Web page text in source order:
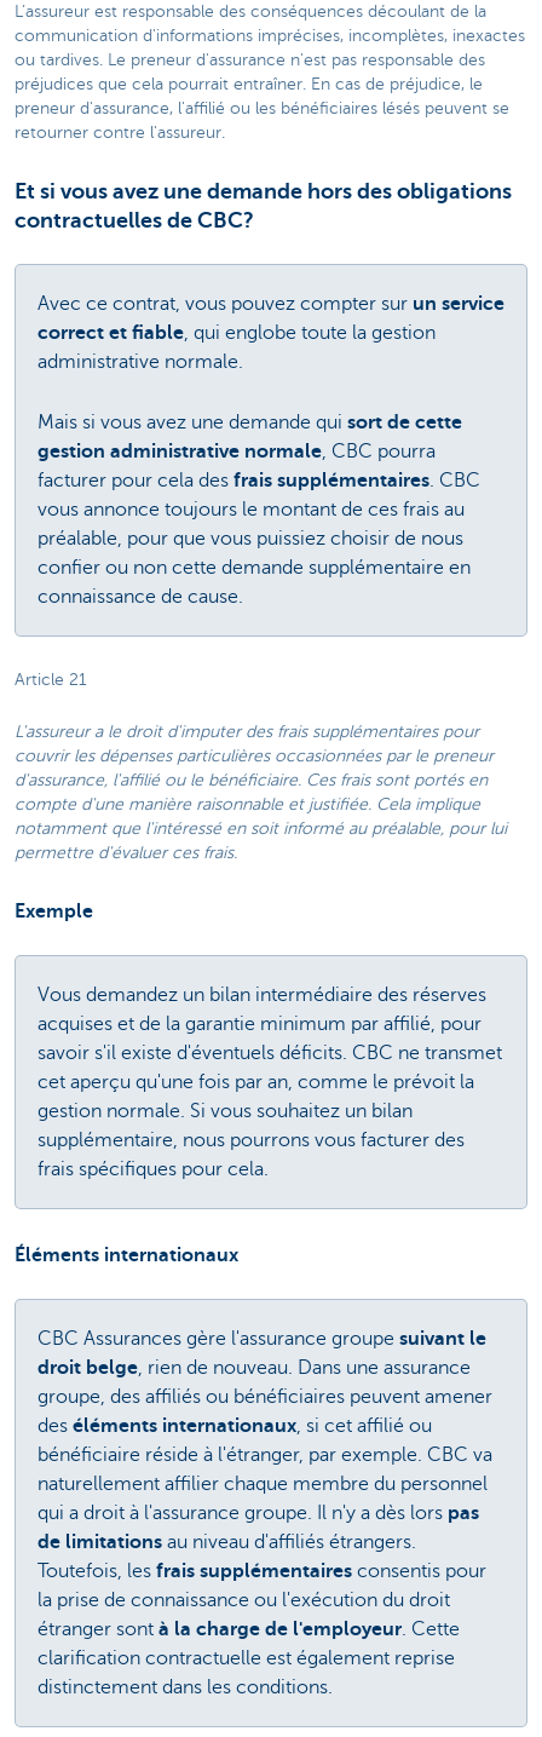
L’assureur est responsable des conséquences découlant de la
communication d'informations imprécises, incomplètes, inexactes
ou tardives. Le preneur d'assurance n'est pas responsable des
préjudices que cela pourrait entraîner. En cas de préjudice, le
preneur d'assurance, l'affilié ou les bénéficiaires lésés peuvent se
retourner contre l'assureur.
Et si vous avez une demande hors des obligations
contractuelles de CBC?
Avec ce contrat, vous pouvez compter sur un service
correct et fiable , qui englobe toute la gestion
administrative normale.
Mais si vous avez une demande qui sort de cette
gestion administrative normale, CBC pourra
facturer pour cela des frais supplémentaires. CBC
vous annonce toujours le montant de ces frais au
préalable, pour que vous puissiez choisir de nous
confier ou non cette demande supplémentaire en
connaissance de cause.
Article 21
L'assureur a le droit d'imputer des frais supplémentaires pour
couvrir les dépenses particulières occasionnées par le preneur
d'assurance, l'affilié ou le bénéficiaire. Ces frais sont portés en
compte d'une manière raisonnable et justifiée. Cela implique
notamment que l'intéressé en soit informé au préalable, pour lui
permettre d'évaluer ces frais.
Exemple
Vous demandez un bilan intermédiaire des réserves
acquises et de la garantie minimum par affilié, pour
savoir s'il existe d'éventuels déficits. CBC ne transmet
cet aperçu qu'une fois par an, comme le prévoit la
gestion normale. Si vous souhaitez un bilan
supplémentaire, nous pourrons vous facturer des
frais spécifiques pour cela.
Éléments internationaux
CBC Assurances gère l'assurance groupe suivant le
droit belge, rien de nouveau. Dans une assurance
groupe, des affiliés ou bénéficiaires peuvent amener
des éléments internationaux, si cet affilié ou
bénéficiaire réside à l'étranger, par exemple. CBC va
naturellement affilier chaque membre du personnel
qui a droit à l'assurance groupe. Il n'y a dès lors pas
de limitations au niveau d'affiliés étrangers.
Toutefois, les frais supplémentaires consentis pour
la prise de connaissance ou l'exécution du droit
étranger sont à la charge de l'employeur. Cette
clarification contractuelle est également reprise
distinctement dans les conditions.